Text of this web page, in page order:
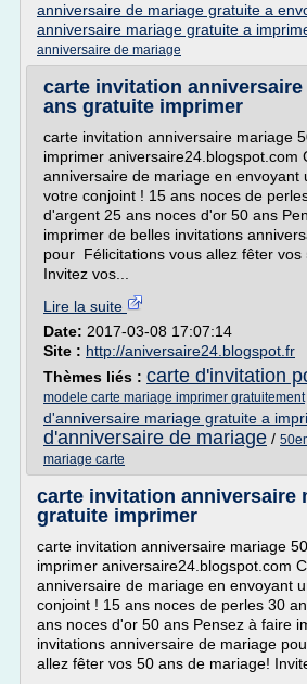
anniversaire de mariage gratuite a
anniversaire mariage gratuite a
anniversaire de mariage
carte invitation anniversaire
ans gratuite imprimer
carte invitation anniversaire mariage
imprimer aniversaire24.blogspot.com
anniversaire de mariage en envoyant
votre conjoint ! 15 ans noces de
d'argent 25 ans noces d'or 50 ans
imprimer de belles invitations
pour Félicitations vous allez fêter vos
Invitez vos...
Lire la suite
Date: 2017-03-08 17:07:14
Site : http://aniversaire24.blogspot.fr
Thèmes liés : carte d'invitation
modele carte mariage imprimer gratuitement
d'anniversaire mariage gratuite a
d'anniversaire de mariage /
mariage carte
carte invitation anniversaire
gratuite imprimer
carte invitation anniversaire mariage
imprimer aniversaire24.blogspot.com
anniversaire de mariage en envoyant
conjoint ! 15 ans noces de perles 30
ans noces d'or 50 ans Pensez à faire
invitations anniversaire de mariage
allez fêter vos 50 ans de mariage!